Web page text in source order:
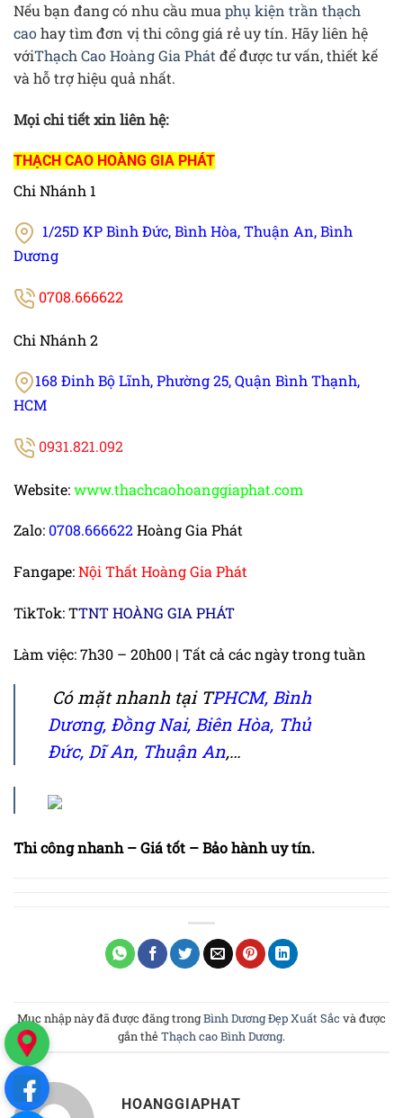
Nếu bạn đang có nhu cầu mua phụ kiện trần thạch
caohay tìm đơn vị thi công giá rẻ uy tín. Hãy liên hệ
vớiThạch Cao Hoàng Gia Phát để được tư vấn, thiết kế
và hỗ trợ hiệu quả nhất.
Mọi chi tiết xin liên hệ:
THẠCH CAO HOÀNG GIA PHÁT
Chi Nhánh 1
1/25D KP Bình Đức, Bình Hòa, Thuận An, Bình
Dương
0708.666622
Chi Nhánh 2
168 Đinh Bộ Lĩnh, Phường 25, Quận Bình Thạnh,
HCM
0931.821.092
Website:www.thachcaohoanggiaphat.com
Zalo: 0708.666622Hoàng Gia Phát
Fangape:Nội Thất Hoàng Gia Phát
TikTok:TTNT HOÀNG GIA PHÁT
Làm việc: 7h30 – 20h00 | Tất cả các ngày trong tuần
Có mặt nhanh tại TPHCM, Bình
Dương, Đồng Nai, Biên Hòa, Thủ
Đức, Dĩ An, Thuận An,…
Thi công nhanh – Giá tốt – Bảo hành uy tín.
Mục nhập này đã được đăng trongBình Dương Đẹp Xuất Sắc và được
gắn thẻ Thạch cao Bình Dương.
HOANGGIAPHAT